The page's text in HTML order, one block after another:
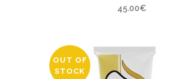
45.00€
OUT OF
STOCK